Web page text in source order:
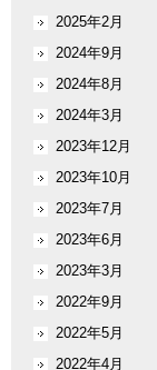
2025年2月
2024年9月
2024年8月
2024年3月
2023年12月
2023年10月
2023年7月
2023年6月
2023年3月
2022年9月
2022年5月
2022年4月